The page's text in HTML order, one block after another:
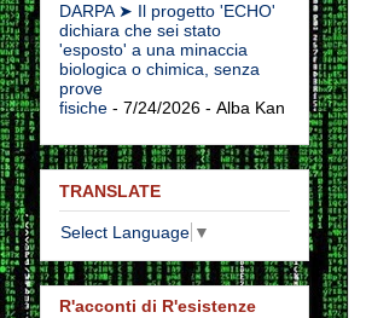
DARPA ➤ Il progetto 'ECHO'
dichiara che sei stato
'esposto' a una minaccia
biologica o chimica, senza
prove
fisiche- 7/24/2026- Alba Kan
TRANSLATE
Select Language ▼
R'acconti di R'esistenze